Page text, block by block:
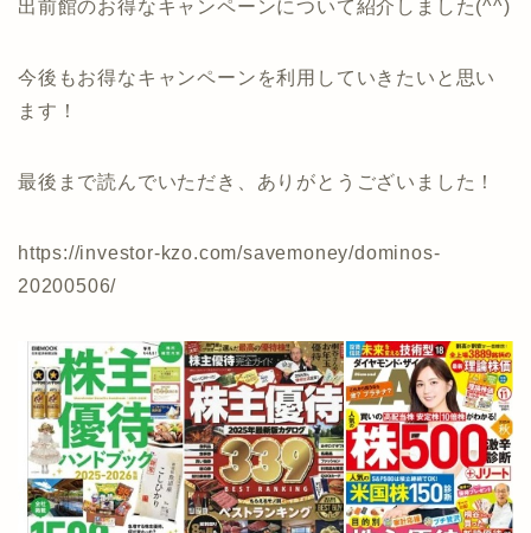
出前館のお得なキャンペーンについて紹介しました(^^)
今後もお得なキャンペーンを利用していきたいと思い
ます！
最後まで読んでいただき、ありがとうございました！
https://investor-kzo.com/savemoney/dominos-
20200506/